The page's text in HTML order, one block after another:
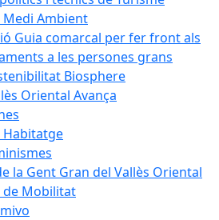
Medi Ambient
Guia comarcal per fer front als
a les persones grans
Biosphere
Oriental Avança
Habitatge
la Gent Gran del Vallès Oriental
de Mobilitat